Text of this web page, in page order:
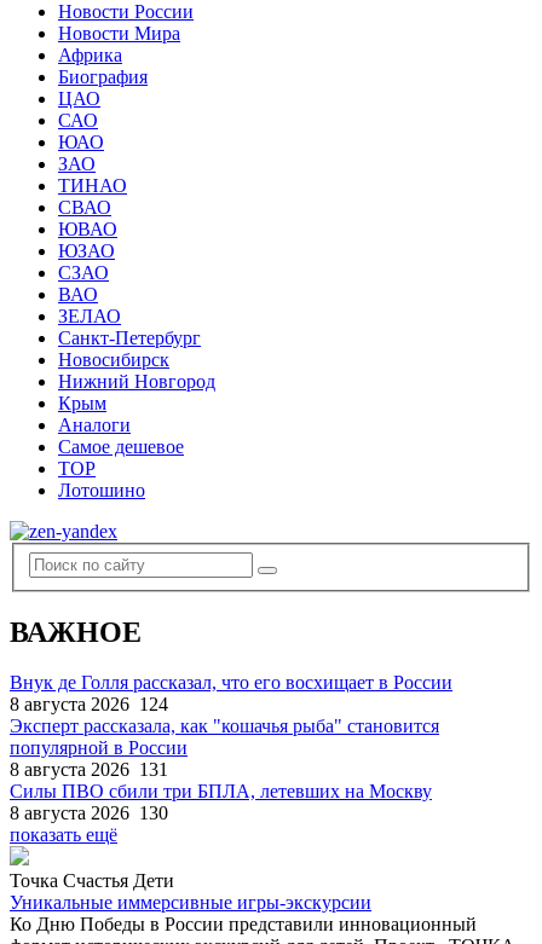
Новости России
Новости Мира
Африка
Биография
ЦАО
САО
ЮАО
ЗАО
ТИНАО
СВАО
ЮВАО
ЮЗАО
СЗАО
ВАО
ЗЕЛАО
Санкт-Петербург
Новосибирск
Нижний Новгород
Крым
Аналоги
Самое дешевое
TOP
Лотошино
ВАЖНОЕ
Внук де Голля рассказал, что его восхищает в России
8 августа 2026 124
Эксперт рассказала, как "кошачья рыба" становится
популярной в России
8 августа 2026 131
Силы ПВО сбили три БПЛА, летевших на Москву
8 августа 2026 130
показать ещё
Точка Счастья Дети
Уникальные иммерсивные игры-экскурсии
Ко Дню Победы в России представили инновационный